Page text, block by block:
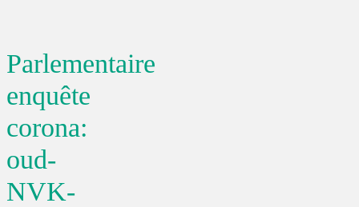
Parlementaire
enquête
corona:
oud-
NVK-